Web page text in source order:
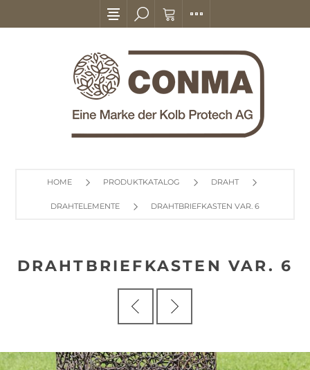
HOME PRODUKTKATALOG DRAHT
DRAHTELEMENTE DRAHTBRIEFKASTEN VAR. 6
DRAHTBRIEFKASTEN VAR. 6